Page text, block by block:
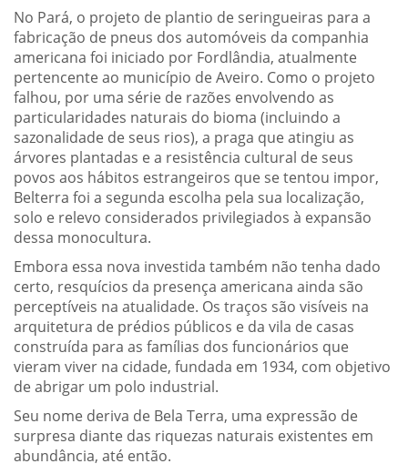
No Pará, o projeto de plantio de seringueiras para a
fabricação de pneus dos automóveis da companhia
americana foi iniciado por Fordlândia, atualmente
pertencente ao município de Aveiro. Como o projeto
falhou, por uma série de razões envolvendo as
particularidades naturais do bioma (incluindo a
sazonalidade de seus rios), a praga que atingiu as
árvores plantadas e a resistência cultural de seus
povos aos hábitos estrangeiros que se tentou impor,
Belterra foi a segunda escolha pela sua localização,
solo e relevo considerados privilegiados à expansão
dessa monocultura.
Embora essa nova investida também não tenha dado
certo, resquícios da presença americana ainda são
perceptíveis na atualidade. Os traços são visíveis na
arquitetura de prédios públicos e da vila de casas
construída para as famílias dos funcionários que
vieram viver na cidade, fundada em 1934, com objetivo
de abrigar um polo industrial.
Seu nome deriva de Bela Terra, uma expressão de
surpresa diante das riquezas naturais existentes em
abundância, até então.